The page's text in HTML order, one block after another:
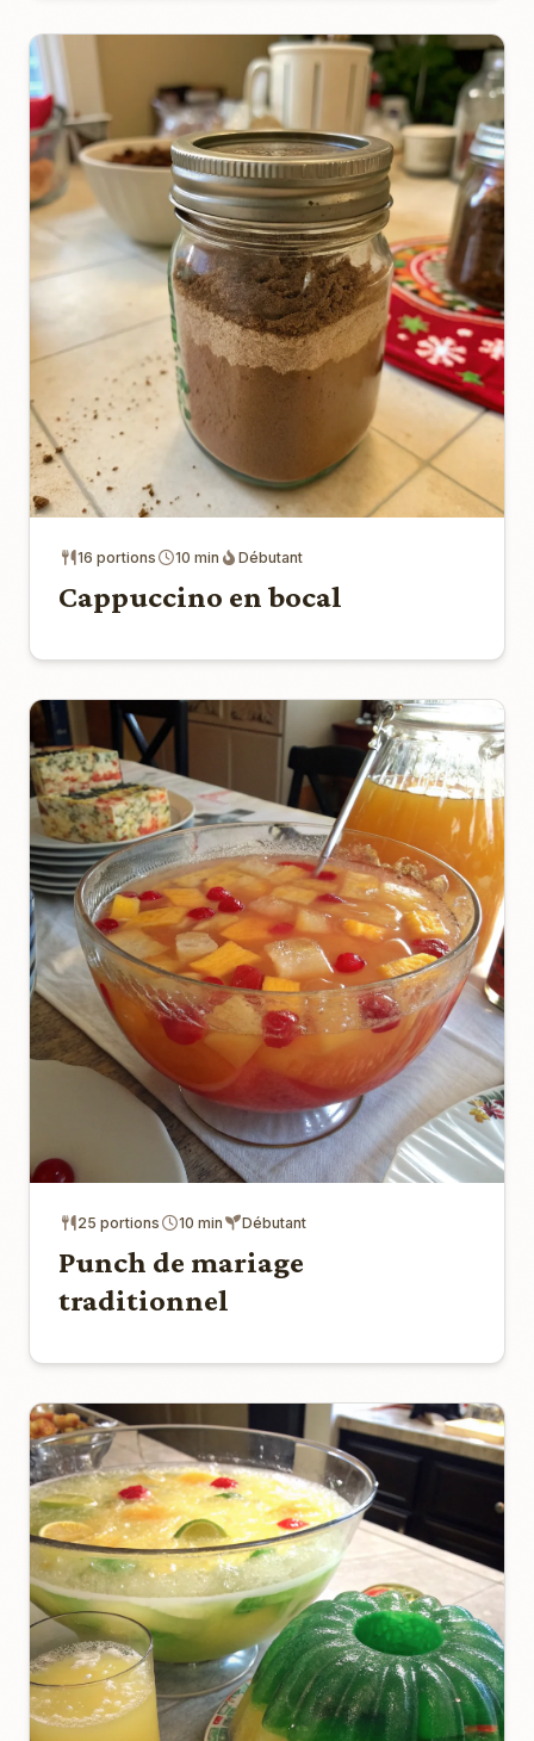
16 portions 10 min Débutant
Cappuccino en bocal
25 portions 10 min Débutant
Punch de mariage
traditionnel